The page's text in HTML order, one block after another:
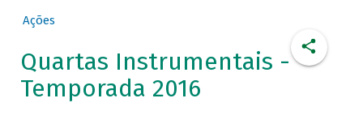
Ações
Quartas Instrumentais -
Temporada 2016